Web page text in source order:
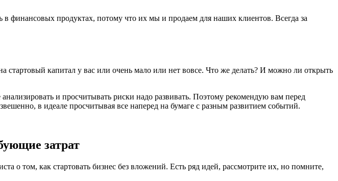
финансовых продуктах, потому что их мы и продаем для наших клиентов. Всегда за
капитал у вас или очень мало или нет вовсе. Что же делать? И можно ли открыть
и просчитывать риски надо развивать. Поэтому рекомендую вам перед
в идеале просчитывая все наперед на бумаге с разным развитием событий.
затрат
о том, как стартовать бизнес без вложений. Есть ряд идей, рассмотрите их, но помните,